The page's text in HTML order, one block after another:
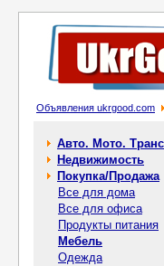
Объявления ukrgood.com
Авто. Мото.
Недвижимость
Покупка/Продажа
Все для дома
Все для офиса
Продукты питания
Мебель
Одежда